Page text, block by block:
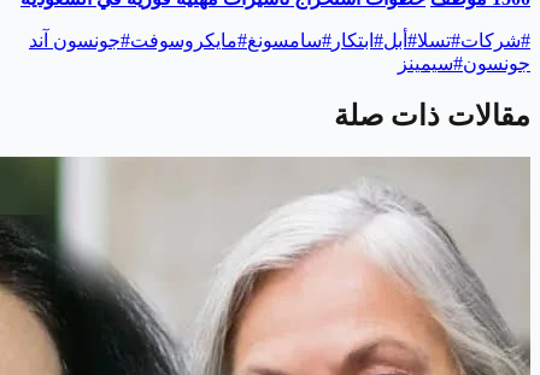
#شركات#تسلا# أبل# ابتكار #سامسونغ#مايكروسوفت#جونسون آند
جونسون#سيمينز
مقالات ذات صلة